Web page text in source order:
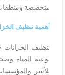
متخصصة ومنظفات
أهمية تنظيف
تنظيف الخزانات
نوعية المياه
للأسر